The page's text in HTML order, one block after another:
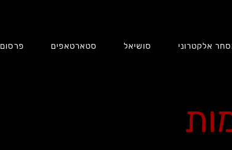
אלקטרוני סושיאל סטארטאפים פרסום